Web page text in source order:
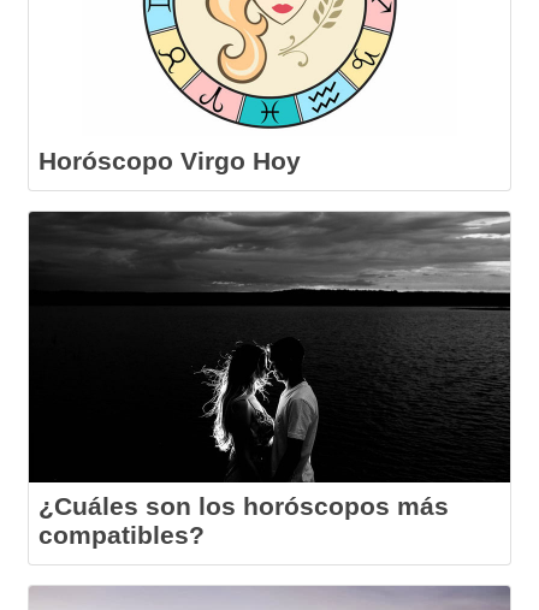
Horóscopo Virgo Hoy
¿Cuáles son los horóscopos más
compatibles?